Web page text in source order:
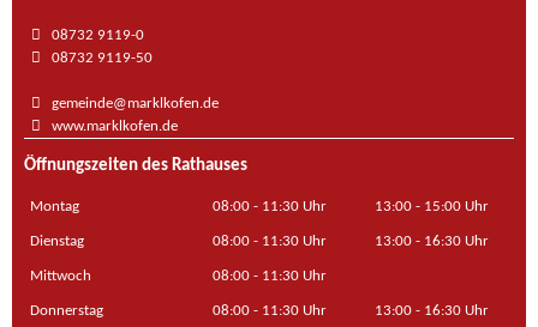
08732 9119-0
08732 9119-50
gemeinde@marklkofen.de
www.marklkofen.de
Öffnungszeiten des Rathauses
Montag 08:00 - 11:30 Uhr 13:00 - 15:00 Uhr
Dienstag 08:00 - 11:30 Uhr 13:00 - 16:30 Uhr
Mittwoch 08:00 - 11:30 Uhr
Donnerstag 08:00 - 11:30 Uhr 13:00 - 16:30 Uhr